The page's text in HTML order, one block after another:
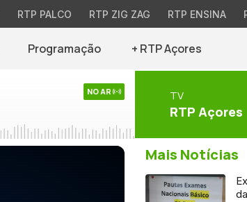
RTP PALCO RTP ZIG ZAG RTP ENSINA
Programação + RTP Açores
NO AR TV
RTP Açores
Mais Notícias